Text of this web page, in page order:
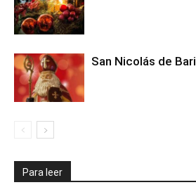
San Nicolás de Bari
Para leer